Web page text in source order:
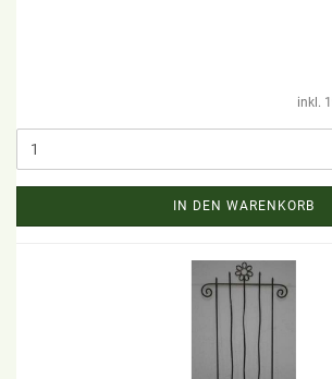
inkl.
IN DEN WARENKORB